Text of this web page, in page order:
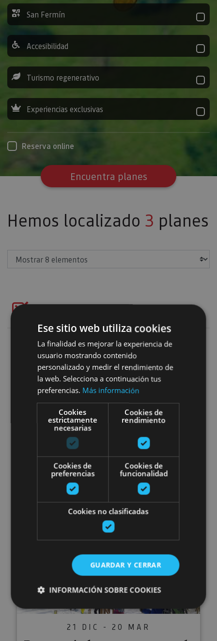
San Fermín
Accesibilidad
Turismo regenerativo
Experiencias exclusivas
Reserva online
Encuentra planes
Hemos localizado 3 planes
Añadir filtros
Alquiler de raquetas de nieve y
30 NOV - 22 MAR
Alquiler de raquetas de nieve
y esquís
Roncal, Aurizberri/Espinal
21 DIC - 20 MAR
Ese sitio web utiliza cookies
La finalidad es mejorar la experiencia de
usuario mostrando contenido
personalizado y medir el rendimiento de
la web. Selecciona a continuación tus
preferencias. Más información
Cookies
estrictamente
necesarias
Cookies de
rendimiento
Cookies de
preferencias
Cookies de
funcionalidad
Cookies no clasificadas
GUARDAR Y CERRAR
INFORMACIÓN SOBRE COOKIES
Cookies estrictamente necesarias